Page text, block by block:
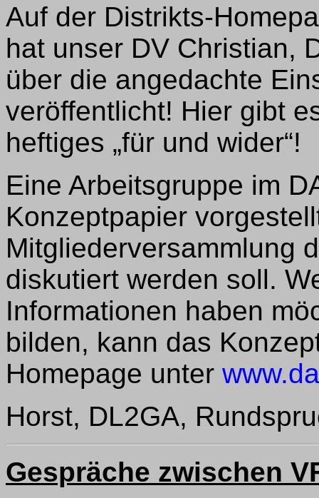
Auf der Distrikts-
hat unser DV Christian,
über die angedachte
veröffentlicht! Hier gibt
heftiges „für und wider“!
Eine Arbeitsgruppe im
Konzeptpapier
Mitgliederversammlung
diskutiert werden soll.
Informationen haben
bilden, kann das
Homepage unter
Horst, DL2GA,
Gespräche zwischen